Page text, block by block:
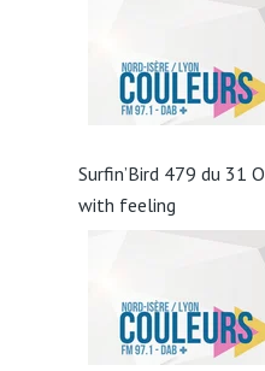
Surfin’Bird 479 du 31
with feeling